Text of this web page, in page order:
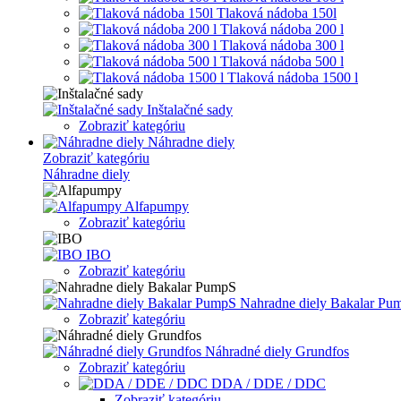
Tlaková nádoba 150l
Tlaková nádoba 200 l
Tlaková nádoba 300 l
Tlaková nádoba 500 l
Tlaková nádoba 1500 l
Inštalačné sady
Zobraziť kategóriu
Náhradne diely
Zobraziť kategóriu
Náhradne diely
Alfapumpy
Zobraziť kategóriu
IBO
Zobraziť kategóriu
Nahradne diely Bakalar
Zobraziť kategóriu
Náhradné diely Grundfos
Zobraziť kategóriu
DDA / DDE / DDC